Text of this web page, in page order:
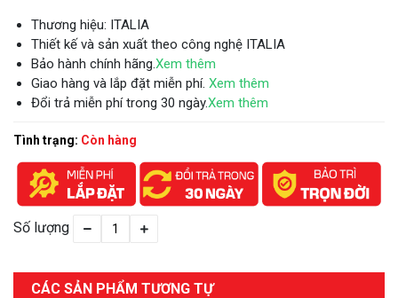
Thương hiệu: ITALIA
Thiết kế và sản xuất theo công nghệ ITALIA
Bảo hành chính hãng.Xem thêm
Giao hàng và lắp đặt miễn phí. Xem thêm
Đổi trả miễn phí trong 30 ngày.Xem thêm
Tình trạng: Còn hàng
Số lượng
CÁC SẢN PHẨM TƯƠNG TỰ